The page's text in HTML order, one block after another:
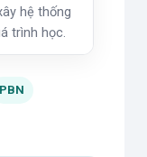
hệ thống
trình học.
PBN